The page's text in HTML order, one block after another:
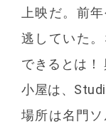
上映だ。前
逃していた
できるとは！
小屋は、
場所は名門